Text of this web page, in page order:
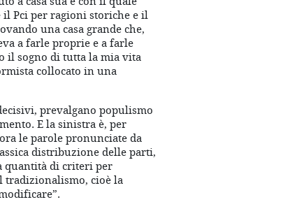
il Pci per ragioni storiche e il
una casa grande che,
a farle proprie e a farle
il sogno di tutta la mia vita
collocato in una
prevalgano populismo
E la sinistra è, per
le parole pronunciate da
distribuzione delle parti,
quantità di criteri per
tradizionalismo, cioè la